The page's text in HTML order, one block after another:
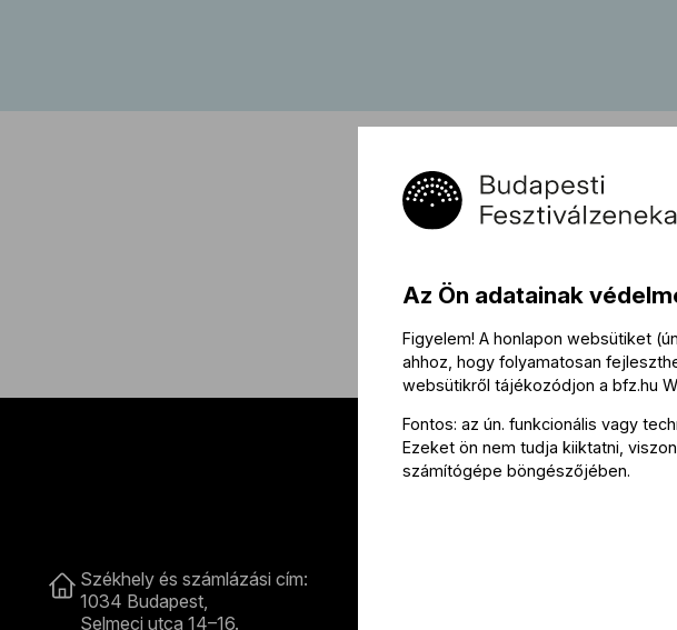
Székhely és számlázási cím:
1034 Budapest,
Selmeci utca 14–16.
Az Ön adatainak
Figyelem! A honlapon websütiket
ahhoz, hogy folyamatosan
websütikről tájékozódjon a bfz.hu
Fontos: az ún. funkcionális vagy
Ezeket ön nem tudja kiiktatni,
számítógépe böngészőjében.